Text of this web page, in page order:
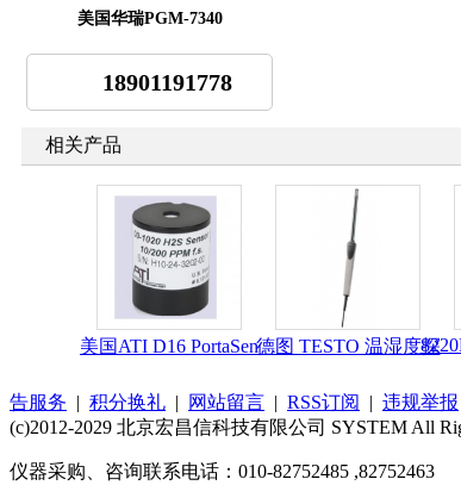
美国华瑞PGM-7340
18901191778
相关产品
美国ATI D16 PortaSen德图 TESTO 温湿度探
告服务 | 积分换礼 | 网站留言 | RSS订阅 | 违规举报
(c)2012-2029 北京宏昌信科技有限公司 SYSTEM All
仪器采购、咨询联系电话：010-82752485 ,82752463